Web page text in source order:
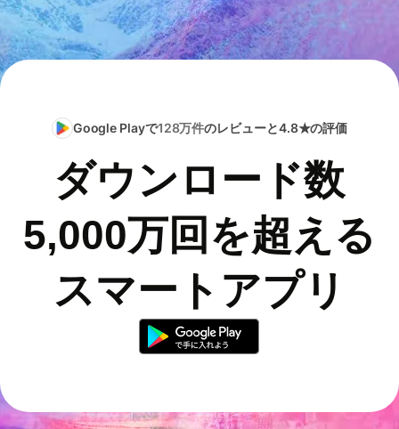
Google Playで128万件のレビューと4.8★の評価
ダウンロード数
5,000万回を超える
スマートアプリ